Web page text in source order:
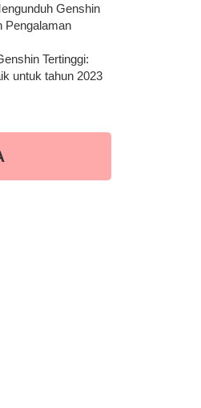
Genshin
Pengalaman
Tertinggi:
untuk tahun 2023